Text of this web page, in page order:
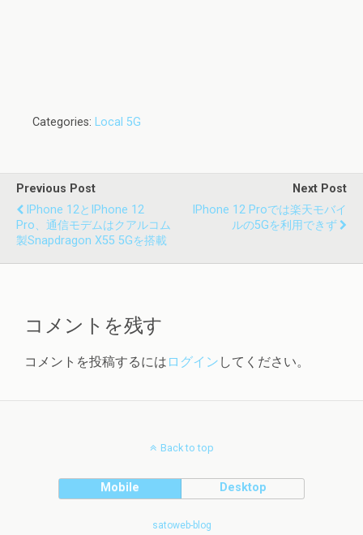
Categories: Local 5G
Previous Post
IPhone 12とiPhone 12
Pro、通信モデムはクアルコム
製Snapdragon X55 5Gを搭載
Next Post
IPhone 12 Proでは楽天モバイ
ルの5Gを利用できず
コメントを残す
コメントを投稿するには ログイン してください。
Back to top
Mobile Desktop
satoweb-blog